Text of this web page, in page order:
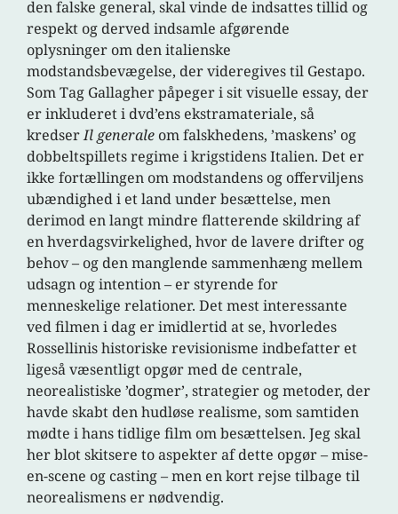
den falske general, skal vinde de indsattes tillid og
respekt og derved indsamle afgørende
oplysninger om den italienske
modstandsbevægelse, der videregives til Gestapo.
Som Tag Gallagher påpeger i sit visuelle essay, der
er inkluderet i dvd’ens ekstramateriale, så
kredserIl generale om falskhedens, ’maskens’ og
dobbeltspillets regime i krigstidens Italien. Det er
ikke fortællingen om modstandens og offerviljens
ubændighed i et land under besættelse, men
derimod en langt mindre flatterende skildring af
en hverdagsvirkelighed, hvor de lavere drifter og
behov – og den manglende sammenhæng mellem
udsagn og intention – er styrende for
menneskelige relationer. Det mest interessante
ved filmen i dag er imidlertid at se, hvorledes
Rossellinis historiske revisionisme indbefatter et
ligeså væsentligt opgør med de centrale,
neorealistiske ’dogmer’, strategier og metoder, der
havde skabt den hudløse realisme, som samtiden
mødte i hans tidlige film om besættelsen. Jeg skal
her blot skitsere to aspekter af dette opgør – mise-
en-scene og casting – men en kort rejse tilbage til
neorealismens er nødvendig.